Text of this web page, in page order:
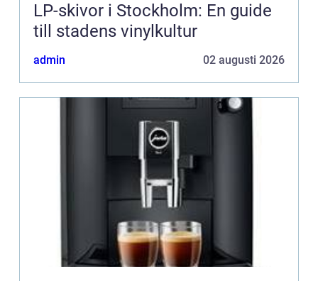
LP-skivor i Stockholm: En guide
till stadens vinylkultur
admin 02 augusti 2026